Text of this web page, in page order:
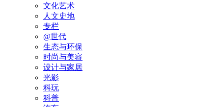
文化艺术
人文史地
专栏
@世代
生态与环保
时尚与美容
设计与家居
光影
科玩
科普